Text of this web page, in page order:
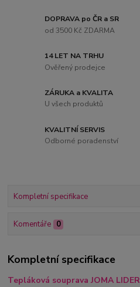
DOPRAVA po ČR a SR
od 3500 Kč ZDARMA
14 LET NA TRHU
Ověřený prodejce
ZÁRUKA a KVALITA
U všech produktů
KVALITNÍ SERVIS
Odborné poradenství
Kompletní specifikace
Komentáře 0
Kompletní specifikace
Tepláková souprava JOMA LIDER